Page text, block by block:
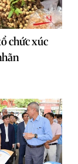
chức xúc